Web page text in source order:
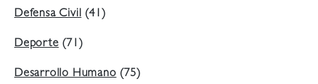
Defensa Civil(41)
Deporte(71)
Desarrollo Humano(75)